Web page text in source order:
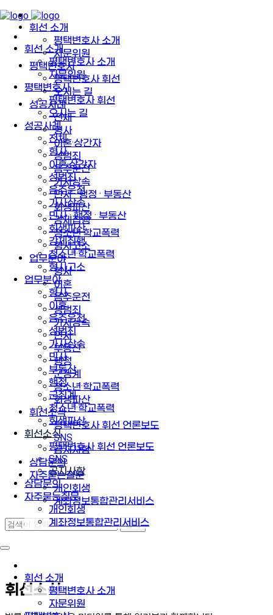
휘선 소개
평택변호사 소개
자문위원
평택변호사
평택변호사 휘선
오시는 길
성공사례
전체
형사
이혼·상간자
성범죄
음주운전
가사상속
민사 · 행정 · 부동산
회생파산
강제집행
청소년·학교폭력
형사고소
업무분야
형사
이혼
음주운전
성범죄
가사상속
민사
부동산
행정
군징계
청소년·학교폭력
회생파산
휘선소식
평택변호사 휘선 언론보도
SNS
공지사항
상담문의
자주묻는질문
개인회생
계좌정보통합관리서비스
휘선 소개
평택변호사 소개
자문위원
휘선 소개
평택변호사 소개
자문위원
평택변호사
평택변호사 휘선
오시는 길
성공사례
전체
형사
이혼·상간자
성범죄
음주운전
가사상속
민사 · 행정 · 부동산
회생파산
강제집행
청소년·학교폭력
형사고소
업무분야
형사
이혼
음주운전
성범죄
가사상속
민사
부동산
행정
군징계
청소년·학교폭력
회생파산
휘선소식
평택변호사 휘선 언론보도
SNS
공지사항
상담문의
자주묻는질문
개인회생
계좌정보통합관리서비스
휘선소식